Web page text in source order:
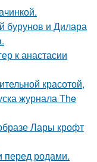
бурунов и Дилара
к анастасии
красотой,
журнала The
Лары крофт
перед родами.